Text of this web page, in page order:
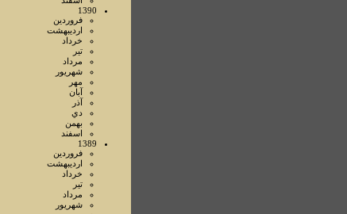
1390
فروردين
ارديبهشت
خرداد
تير
مرداد
شهريور
مهر
آبان
آذر
دي
بهمن
اسفند
1389
فروردين
ارديبهشت
خرداد
تير
مرداد
شهريور